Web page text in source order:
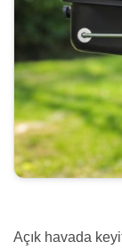
Açık havada